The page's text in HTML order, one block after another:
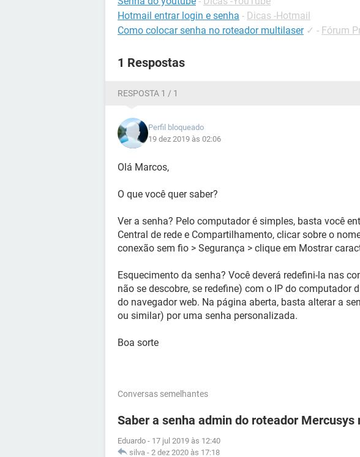
Hotmail entrar login e senha - Dicas -Hotmail
Como colocar senha no roteador multilaser ✓ - Fórum
1 Respostas
RESPOSTA 1 / 1
Perfil bloqueado
19 dez 2019 às 02:06
Olá Marcos,
O que você quer saber?
Ver a senha? Pelo computador é simples, basta você
Central de rede e Compartilhamento, clicar sobre o
conexão sem fio > Segurança > clique em Mostrar
Esquecimento da senha? Você deverá redefini-la nas
não se descobre, se redefine) com o IP do computador
do navegador web. Na página aberta, basta alterar a
ou similar) por uma senha personalizada.
Boa sorte
Conversas semelhantes
Saber a senha admin do roteador Mercusys
Eduardo - 17 jul 2019 às 12:40
silva - 2 dez 2020 às 17:18